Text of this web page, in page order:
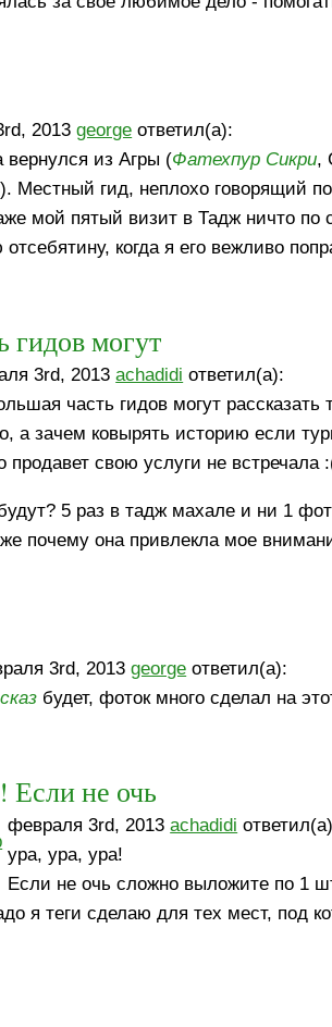
2013george ответил(а):
вернулся из Агры (Фатехпур Сикри,
Местный гид, неплохо говорящий
мой пятый визит в Тадж ничто
когда я его вежливо
гидов могут
3rd, 2013achadidi ответил(а):
часть гидов могут рассказать
а зачем ковырять историю если
продавет свою услуги не встречала
5 раз в тадж махале и ни 1
почему она привлекла мое
3rd, 2013george ответил(а):
будет, фоток много сделал на
Если не очь
февраля 3rd, 2013achadidi
ура, ура, ура!
Если не очь сложно выложите по 1
я теги сделаю для тех мест, под